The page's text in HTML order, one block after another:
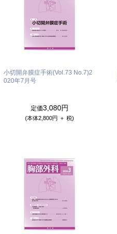
小切開弁膜症手術(Vol.73 No.7)2
020年7月号
定価3,080円
(本体2,800円 ＋ 税)